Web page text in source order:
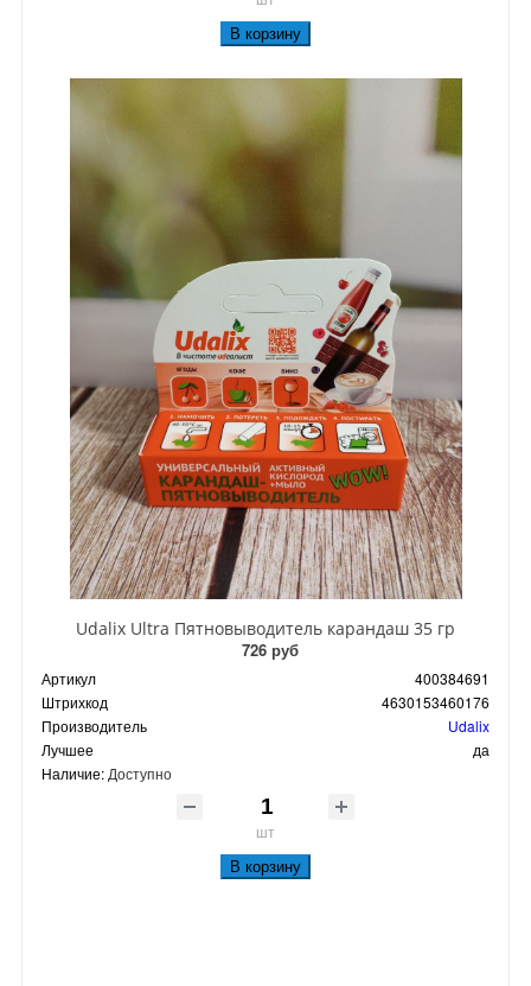
В корзину
Udalix Ultra Пятновыводитель карандаш 35 гр
726 руб
Артикул
400384691
Штрихкод
4630153460176
Производитель
Udalix
Лучшее
да
Наличие: Доступно
шт
В корзину